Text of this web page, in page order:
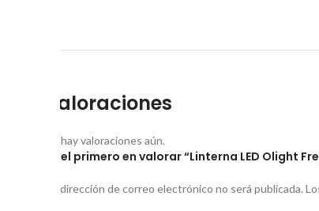
Valoraciones
No hay valoraciones aún.
Sé el primero en valorar “Linterna LED Olight
Tu dirección de correo electrónico no será publicada.